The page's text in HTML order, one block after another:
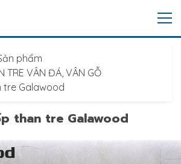
phẩm
TRE VÂN ĐÁ, VÂN GỖ
tre Galawood
than tre Galawood